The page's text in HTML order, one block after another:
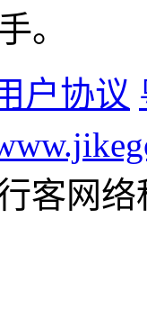
。
户协议
客网